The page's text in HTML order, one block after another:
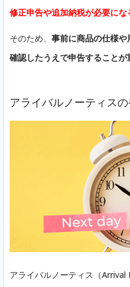
修正申告や追加納税が必要に
そのため、 事前に商品の仕様
確認したうえで申告することが
アライバルノーティス
アライバルノーティス（